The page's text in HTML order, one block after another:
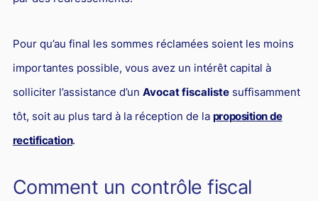
Pour qu’au final les sommes réclamées soient les moins
importantes possible, vous avez un intérêt capital à
solliciter l’assistance d’un Avocat fiscalistesuffisamment
tôt, soit au plus tard à la réception de la proposition de
rectification.
Comment un contrôle fiscal